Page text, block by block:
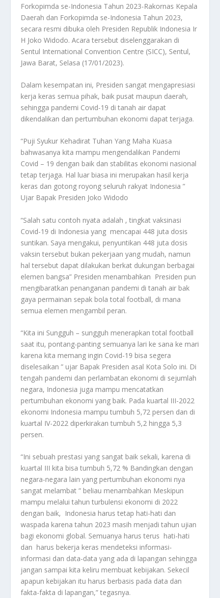
Forkopimda se-Indonesia Tahun 2023-Rakornas Kepala
Daerah dan Forkopimda se-Indonesia Tahun 2023,
secara resmi dibuka oleh Presiden Republik Indonesia Ir
H Joko Widodo. Acara tersebut diselenggarakan di
Sentul International Convention Centre (SICC), Sentul,
Jawa Barat, Selasa (17/01/2023).
Dalam kesempatan ini, Presiden sangat mengapresiasi
kerja keras semua pihak, baik pusat maupun daerah,
sehingga pandemi Covid-19 di tanah air dapat
dikendalikan dan pertumbuhan ekonomi dapat terjaga.
“Puji Syukur Kehadirat Tuhan Yang Maha Kuasa
bahwasanya kita mampu mengendalikan Pandemi
Covid – 19 dengan baik dan stabilitas ekonomi nasional
tetap terjaga. Hal luar biasa ini merupakan hasil kerja
keras dan gotong royong seluruh rakyat Indonesia ”
Ujar Bapak Presiden Joko Widodo
“Salah satu contoh nyata adalah , tingkat vaksinasi
Covid-19 di Indonesia yang mencapai 448 juta dosis
suntikan. Saya mengakui, penyuntikan 448 juta dosis
vaksin tersebut bukan pekerjaan yang mudah, namun
hal tersebut dapat dilakukan berkat dukungan berbagai
elemen bangsa” Presiden menambahkan Presiden pun
mengibaratkan penanganan pandemi di tanah air bak
gaya permainan sepak bola total football, di mana
semua elemen mengambil peran.
“Kita ini Sungguh – sungguh menerapkan total football
saat itu, pontang-panting semuanya lari ke sana ke mari
karena kita memang ingin Covid-19 bisa segera
diselesaikan ” ujar Bapak Presiden asal Kota Solo ini. Di
tengah pandemi dan perlambatan ekonomi di sejumlah
negara, Indonesia juga mampu mencatatkan
pertumbuhan ekonomi yang baik. Pada kuartal III-2022
ekonomi Indonesia mampu tumbuh 5,72 persen dan di
kuartal IV-2022 diperkirakan tumbuh 5,2 hingga 5,3
persen.
“Ini sebuah prestasi yang sangat baik sekali, karena di
kuartal III kita bisa tumbuh 5,72 % Bandingkan dengan
negara-negara lain yang pertumbuhan ekonomi nya
sangat melambat ” beliau menambahkan Meskipun
mampu melalui tahun turbulensi ekonomi di 2022
dengan baik, Indonesia harus tetap hati-hati dan
waspada karena tahun 2023 masih menjadi tahun ujian
bagi ekonomi global. Semuanya harus terus hati-hati
dan harus bekerja keras mendeteksi informasi-
informasi dan data-data yang ada di lapangan sehingga
jangan sampai kita keliru membuat kebijakan. Sekecil
apapun kebijakan itu harus berbasis pada data dan
fakta-fakta di lapangan,” tegasnya.